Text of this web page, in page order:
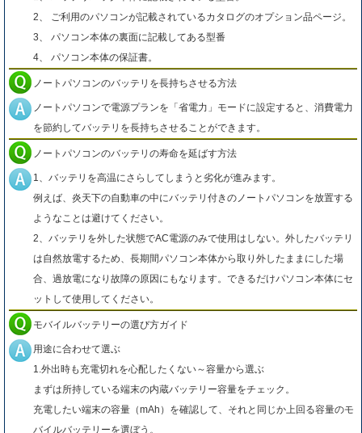
2、 ご利用のパソコンが記載されているカタログのオプション品ページ。
3、 パソコン本体の裏面に記載してある型番
4、 パソコン本体の保証書。
ノートパソコンのバッテリを長持ちさせる方法
ノートパソコンで電源プランを「省電力」モードに設定すると、消費電力
を節約してバッテリを長持ちさせることができます。
ノートパソコンのバッテリの寿命を延ばす方法
1、バッテリを高温にさらしてしまうと劣化が進みます。
例えば、炎天下の自動車の中にバッテリ付きのノートパソコンを放置する
ようなことは避けてください。
2、バッテリを外した状態でAC電源のみで使用はしない。外したバッテリ
は自然放電するため、長期間パソコン本体から取り外したままにした場
合、過放電になり故障の原因にもなります。できるだけパソコン本体にセ
ットして使用してください。
モバイルバッテリーの選び方ガイド
用途に合わせて選ぶ
1.外出時も充電切れを心配したくない～容量から選ぶ
まずは所持している端末の内蔵バッテリー容量をチェック。
充電したい端末の容量（mAh）を確認して、それと同じか上回る容量のモ
バイルバッテリーを選ぼう。